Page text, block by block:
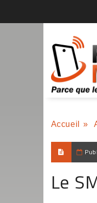
Accueil »
Le